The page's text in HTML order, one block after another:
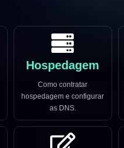
Hospedagem
Como contratar
hospedagem e configurar
as DNS.